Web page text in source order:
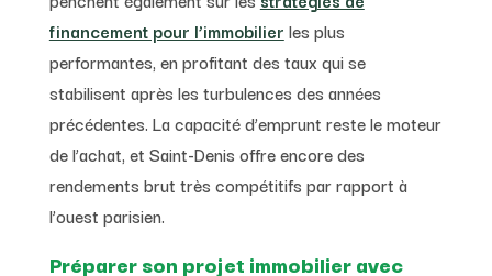
financement pour l’immobilier les plus
performantes, en profitant des taux qui se
stabilisent après les turbulences des années
précédentes. La capacité d’emprunt reste le moteur
de l’achat, et Saint-Denis offre encore des
rendements brut très compétitifs par rapport à
l’ouest parisien.
Préparer son projet immobilier avec